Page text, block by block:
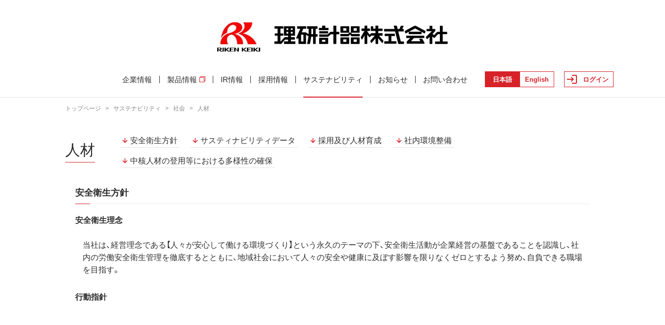
企業情報 製品情報 IR情報 採用情報 サステナビリティ お知らせ お問い合わせ 日本語 English ログイン
トップページ > サステナビリティ > 社会 > 人材
人材
安全衛生方針 サスティナビリティデータ 採用及び人材育成 社内環境整備
中核人材の登用等における多様性の確保
安全衛生方針
安全衛生理念
当社は、経営理念である【人々が安心して働ける環境づくり】という永久のテーマの下、安全衛生活動が企業経営の基盤であることを認識し、社
内の労働安全衛生管理を徹底するとともに、地域社会において人々の安全や健康に及ぼす影響を限りなくゼロとするよう努め、自負できる職場
を目指す。
行動指針